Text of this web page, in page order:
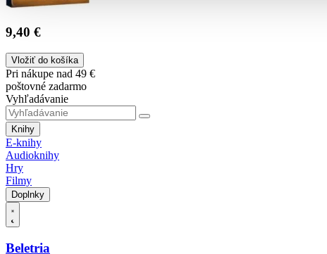
9,40 €
Vložiť do košíka
Pri nákupe nad 49 €
poštovné zadarmo
Vyhľadávanie
Knihy
E-knihy
Audioknihy
Hry
Filmy
Doplnky
Beletria